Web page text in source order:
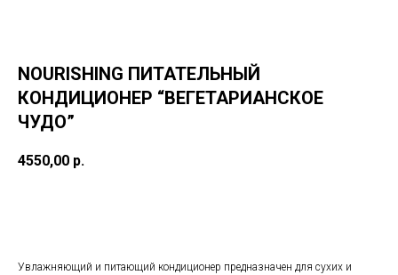
NOURISHING ПИТАТЕЛЬНЫЙ
КОНДИЦИОНЕР “ВЕГЕТАРИАНСКОЕ
ЧУДО”
4550,00 р.
Увлажняющий и питающий кондиционер предназначен для сухих и